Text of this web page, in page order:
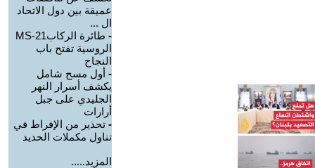
عميقة بين دول الاتحاد
ال ...
-
طائرة الركابMS-21
الروسية تفتح باب
النجاح
- أول مسح شامل
يكشف أسرار النهر
الجليدي على جبل
أرارات
- تحذير من الإفراط في
تناول مكملات الحديد
المزيد.....